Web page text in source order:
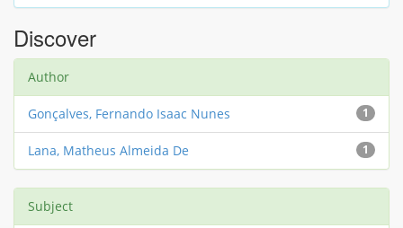
Discover
Author
1
Gonçalves, Fernando Isaac Nunes
1
Lana, Matheus Almeida De
Subject